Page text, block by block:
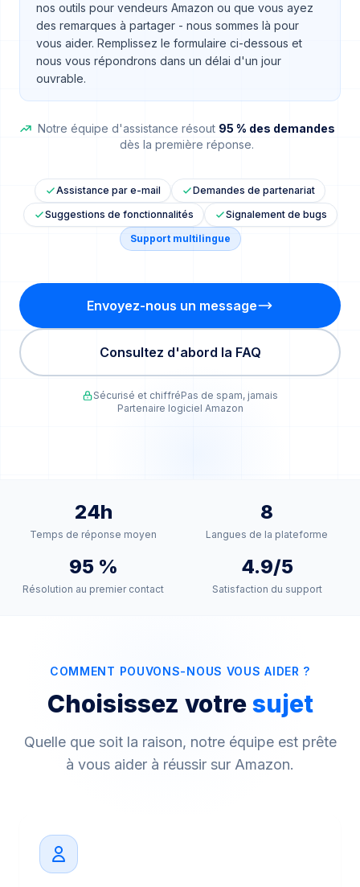
nos outils pour vendeurs Amazon ou que vous ayez
des remarques à partager - nous sommes là pour
vous aider. Remplissez le formulaire ci-dessous et
nous vous répondrons dans un délai d'un jour
ouvrable.
Notre équipe d'assistance résout 95 % des demandes
dès la première réponse.
Assistance par e-mail
Demandes de partenariat
Suggestions de fonctionnalités
Signalement de bugs
Support multilingue
Envoyez-nous un message
Consultez d'abord la FAQ
Sécurisé et chiffréPas de spam, jamais
Partenaire logiciel Amazon
24h
Temps de réponse moyen
8
Langues de la plateforme
95 %
Résolution au premier contact
4.9/5
Satisfaction du support
COMMENT POUVONS-NOUS VOUS AIDER ?
Choisissez votresujet
Quelle que soit la raison, notre équipe est prête
à vous aider à réussir sur Amazon.